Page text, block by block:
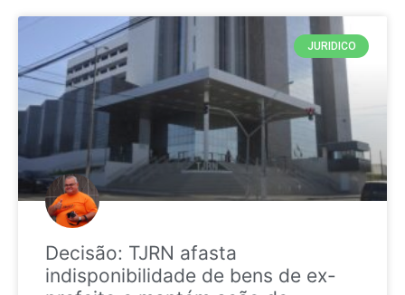
JURIDICO
Decisão: TJRN afasta
indisponibilidade de bens de ex-